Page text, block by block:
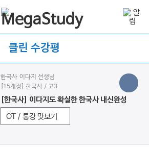
클린 수강평
한국사 이다지 선생님
[15개정] 한국사 / 고3
[한국사] 이다지도 확실한 한국사 내신완성
OT / 통강 맛보기